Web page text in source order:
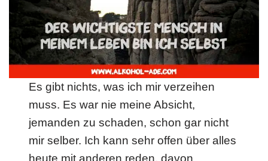
Es gibt nichts, was ich mir verzeihen
muss. Es war nie meine Absicht,
jemanden zu schaden, schon gar nicht
mir selber. Ich kann sehr offen über alles
heute mit anderen reden, davon